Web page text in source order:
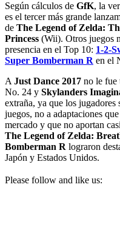
Según cálculos de GfK, la
es el tercer más grande
de The Legend of Zelda:
Princess (Wii). Otros juegos
presencia en el Top 10: 1-2-
Super Bomberman R en el
AJust Dance 2017 no le fue
No. 24 y Skylanders
extraña, ya que los jugadores
juegos, no a adaptaciones
mercado y que no aportan
The Legend of Zelda:
Bomberman R lograron
Japón y Estados Unidos.
Please follow and like us: